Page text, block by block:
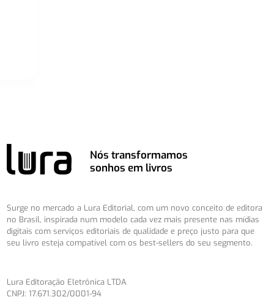
Nós transformamos
sonhos em livros
Surge no mercado a Lura Editorial, com um novo conceito de editora
no Brasil, inspirada num modelo cada vez mais presente nas mídias
digitais com serviços editoriais de qualidade e preço justo para que
seu livro esteja compatível com os best-sellers do seu segmento.
Lura Editoração Eletrônica LTDA
CNPJ: 17.671.302/0001-94